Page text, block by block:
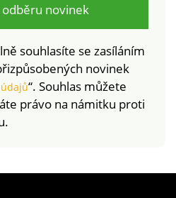
odběru novinek
souhlasíte se zasíláním
novinek
“. Souhlas můžete
právo na námitku proti